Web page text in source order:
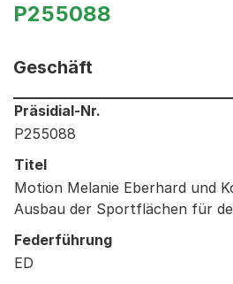
P255088
Geschäft
Informationen zum
Präsidial-Nr.
P255088
Titel
Motion Melanie Eberhard und
Ausbau der Sportflächen für
Federführung
ED